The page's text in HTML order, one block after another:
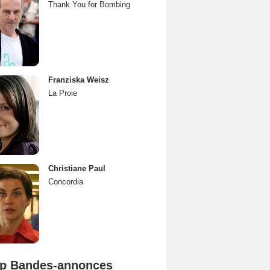
Thank You for Bombing
Franziska Weisz
La Proie
Christiane Paul
Concordia
Bandes-annonces